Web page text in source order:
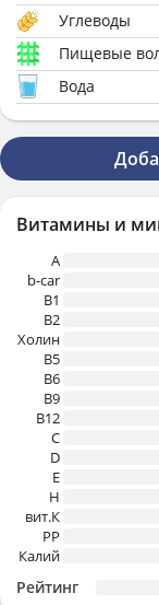
Углеводы
Пищевые
Вода
Витамины и
A
b-car
В1
B2
Холин
B5
B6
B9
B12
C
D
E
H
вит.К
PP
Калий
Рейтинг